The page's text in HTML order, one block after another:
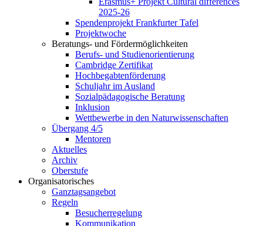
2025-26
Spendenprojekt Frankfurter Tafel
Projektwoche
Beratungs- und Fördermöglichkeiten
Berufs- und Studienorientierung
Cambridge Zertifikat
Hochbegabtenförderung
Schuljahr im Ausland
Sozialpädagogische Beratung
Inklusion
Wettbewerbe in den Naturwissenschaften
Übergang 4/5
Mentoren
Aktuelles
Archiv
Oberstufe
Organisatorisches
Ganztagsangebot
Regeln
Besucherregelung
Kommunikation